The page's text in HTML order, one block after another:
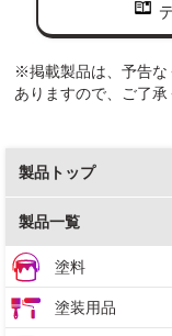
※掲載製品は、予告な
ありますので、ご了承
製品トップ
製品一覧
塗料
塗装用品